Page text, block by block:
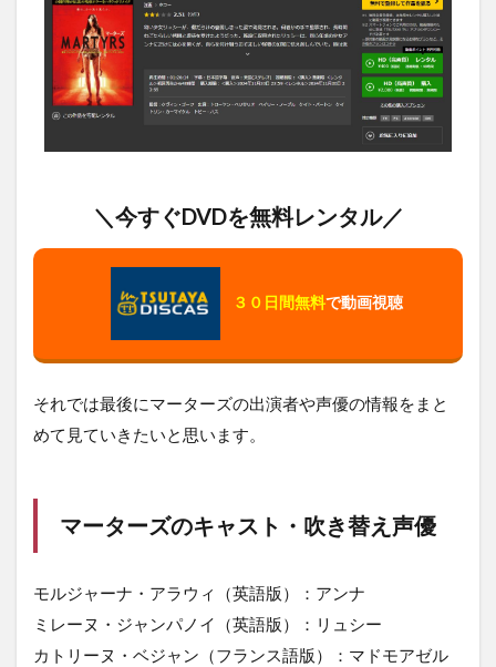
＼今すぐDVDを無料レンタル／
３０日間無料で動画視聴
それでは最後にマーターズの出演者や声優の情報をまと
めて見ていきたいと思います。
マーターズのキャスト・吹き替え声優
モルジャーナ・アラウィ（英語版）：アンナ
ミレーヌ・ジャンパノイ（英語版）：リュシー
カトリーヌ・ベジャン（フランス語版）：マドモアゼル